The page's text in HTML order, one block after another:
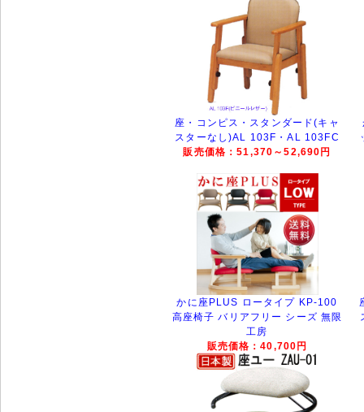
座・コンピス・スタンダード(キャ
スターなし)AL 103F・AL 103FC
販売価格：51,370～52,690円
かに座PLUS ロータイプ KP-100
高座椅子 バリアフリー シーズ 無限
工房
販売価格：40,700円